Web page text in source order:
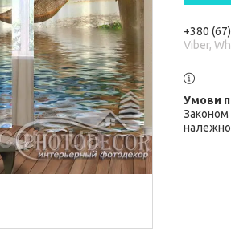
+380
Viber,
Законом